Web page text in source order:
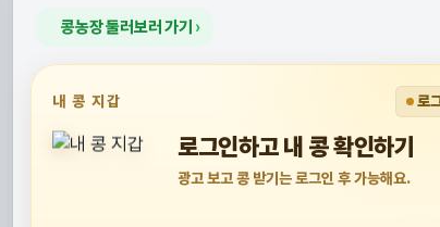
콩농장 둘러보러 가기
내 콩 지갑 로
로그인하고 내 콩 확인하기
광고 보고 콩 받기는 로그인 후 가능해요.